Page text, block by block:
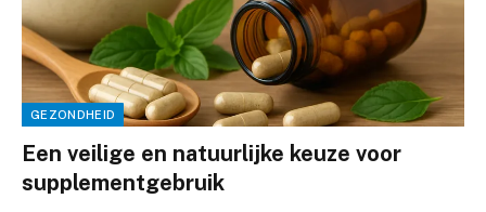
GEZONDHEID
Een veilige en natuurlijke keuze voor
supplementgebruik